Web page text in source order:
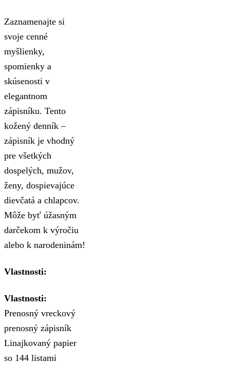
Zaznamenajte si
svoje cenné
myšlienky,
spomienky a
skúsenosti v
elegantnom
zápisníku. Tento
kožený denník –
zápisník je vhodný
pre všetkých
dospelých, mužov,
ženy, dospievajúce
dievčatá a chlapcov.
Môže byť úžasným
darčekom k výročiu
alebo k narodeninám!
Vlastnosti:
Vlastnosti:
Prenosný vreckový
prenosný zápisník
Linajkovaný papier
so 144 listami